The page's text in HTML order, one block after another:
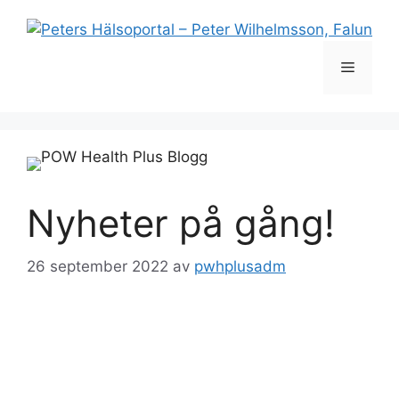
Meny
Nyheter på gång!
26 september 2022 av pwhplusadm